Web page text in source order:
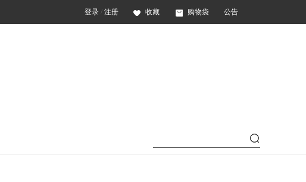
登录 / 注册 收藏 购物袋 公告